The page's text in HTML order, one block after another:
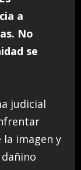
a
No
se
judicial
la imagen y